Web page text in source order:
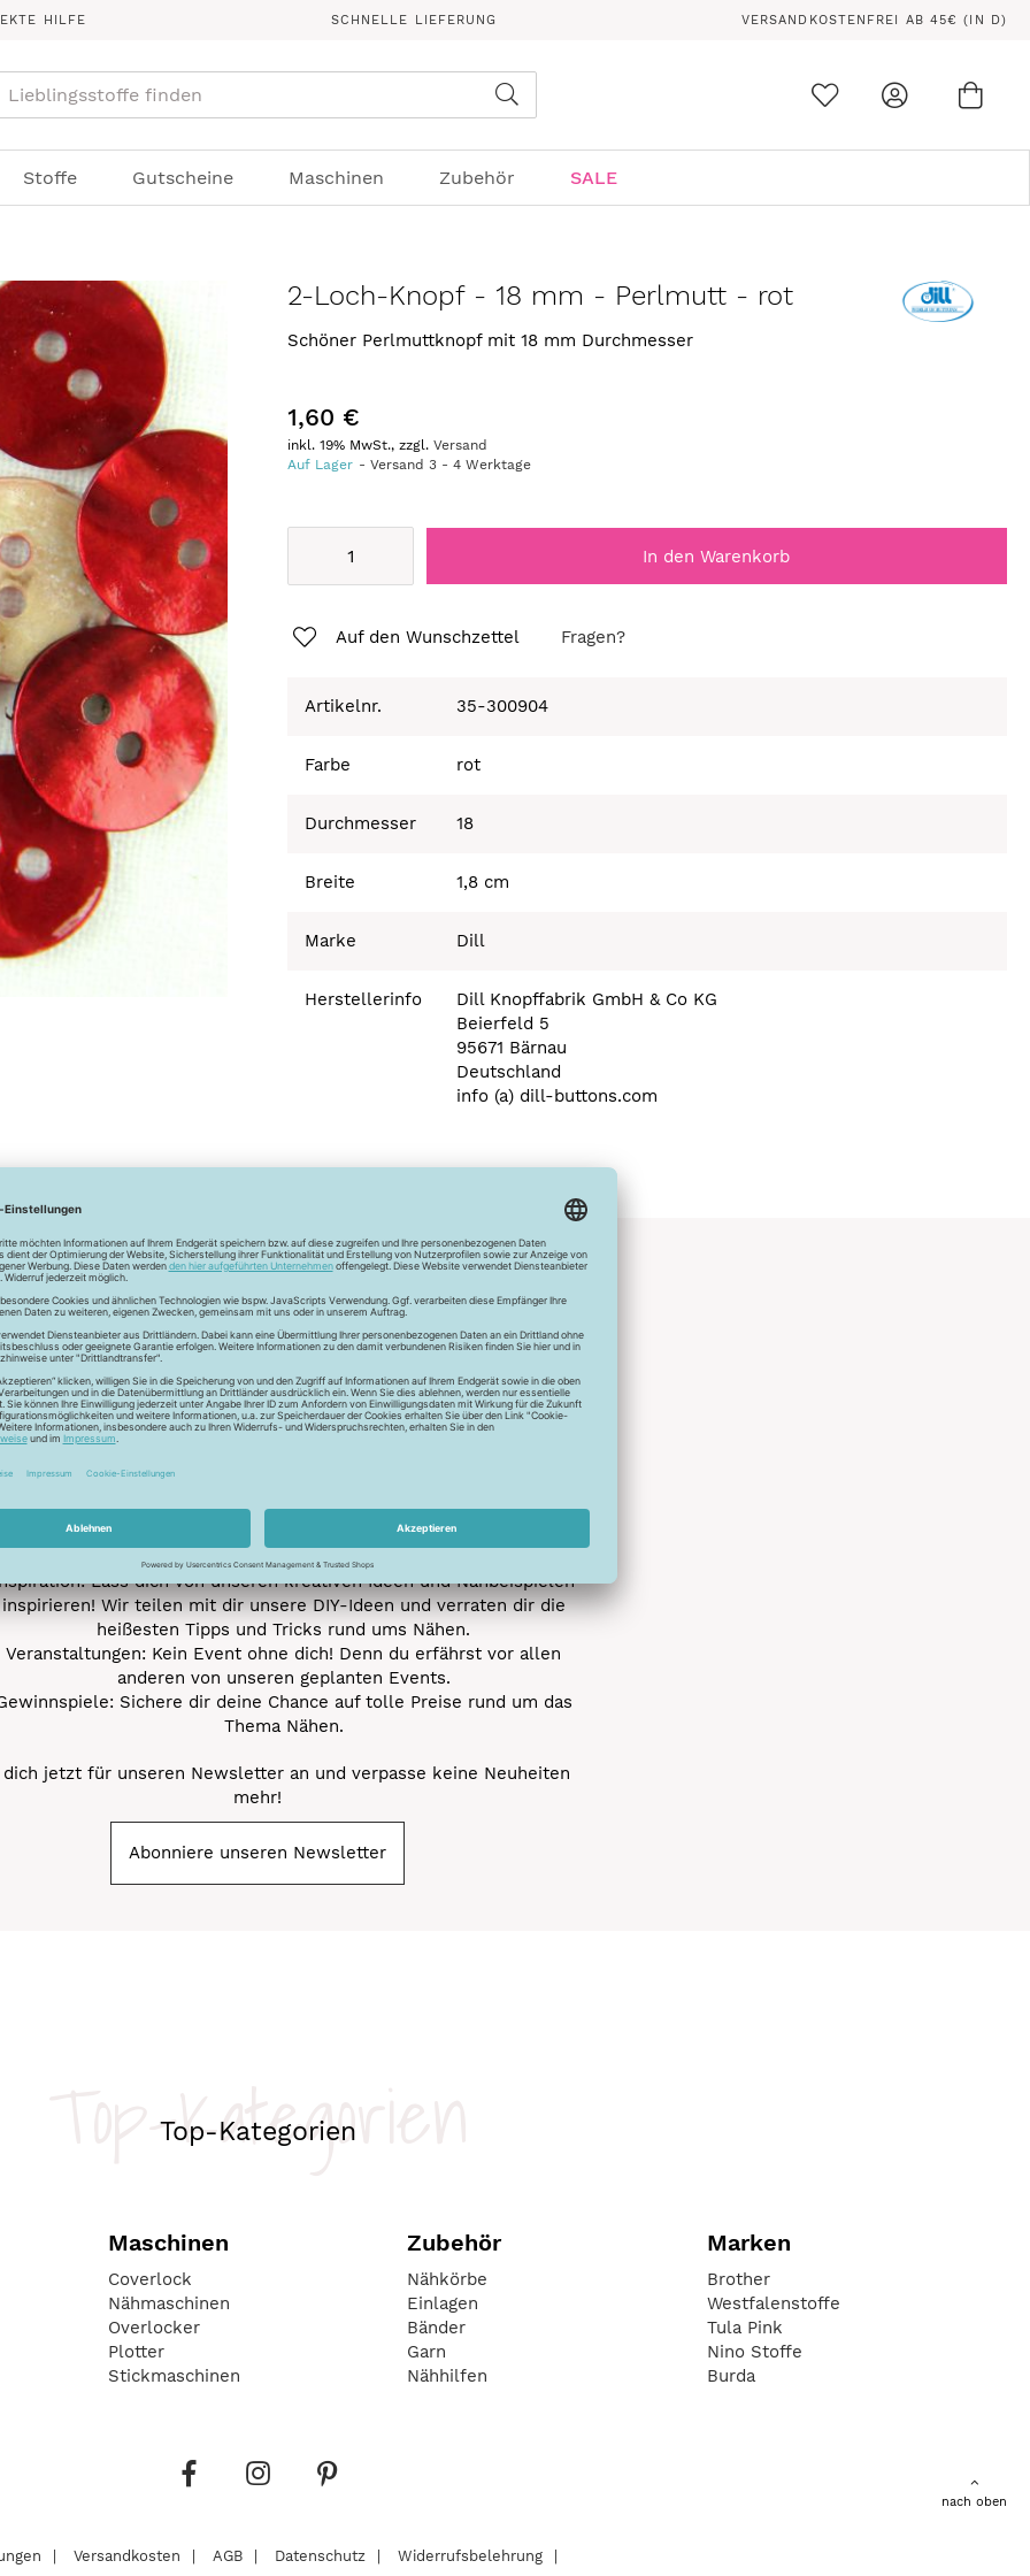
HILFE SCHNELLE LIEFERUNG VERSANDKOSTENFREI AB 45€ (IN D)
Stoffe Gutscheine Maschinen Zubehör SALE
2-Loch-Knopf - 18 mm - Perlmutt - rot
Schöner Perlmuttknopf mit 18 mm Durchmesser
1,60 €
inkl. 19% MwSt., zzgl.Versand
Auf Lager
Versand3 -4 Werktage
In den Warenkorb
Auf den Wunschzettel Fragen?
Artikelnr. 35-300904
Farbe rot
Durchmesser 18
Breite 1,8 cm
Marke Dill
Herstellerinfo
Dill Knopffabrik GmbH & Co KG
Beierfeld 5
95671 Bärnau
Deutschland
info (a) dill-buttons.com
Unser Newsletter
Newsletter
jetzt unseren exklusiven Newsletter und profitiere von zahlreichen
Vorteilen:
von unseren Aktionen und Rabatten!
Neue Stoffe entdecken: Wir informieren dich regelmäßig über die
neuesten Stofftrends der Saison. Plane mit uns deine neuen
Nähprojekte.
Lass dich von unseren kreativen Ideen und Nähbeispielen
inspirieren! Wir teilen mit dir unsere DIY-Ideen und verraten dir die
heißesten Tipps und Tricks rund ums Nähen.
Veranstaltungen: Kein Event ohne dich! Denn du erfährst vor allen
anderen von unseren geplanten Events.
Sichere dir deine Chance auf tolle Preise rund um das
Thema Nähen.
jetzt für unseren Newsletter an und verpasse keine Neuheiten
mehr!
Abonniere unseren Newsletter
Top-Kategorien
Top-Kategorien
Maschinen
Coverlock
Nähmaschinen
Overlocker
Plotter
Stickmaschinen
Zubehör
Nähkörbe
Einlagen
Bänder
Garn
Nähhilfen
Marken
Brother
Westfalenstoffe
Tula Pink
Nino Stoffe
Burda
nach oben
Versandkosten AGB Datenschutz Widerrufsbelehrung